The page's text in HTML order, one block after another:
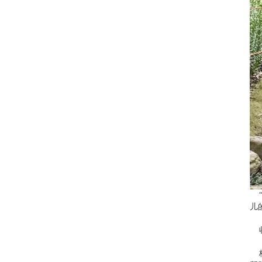
“
儿